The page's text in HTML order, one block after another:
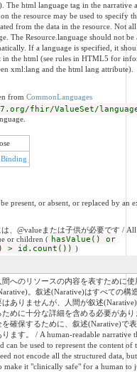
The html language tag in the narrative
the resource may be used to specify
from the data in the resource. Not
The Resource.language should not be
If a language is specified, it
in the html (see rules in HTML5 for
xml:lang and the html lang attribute).
from CommonLanguages
fhir/ValueSet/
present, or absent, or replaced by an
、@valueまたは子供が必要です /
or children ( hasValue() or
> id.count()) )
へのリソースの内容を表すために使
。叙述(Narative)はすべての構
ありませんが、人間が叙述
めに十分な詳細を含める必要があり
確保するために、叙述(Narative)で
ます。 / A human-readable narrative
can be used to represent the content of
not encode all the structured data,
make it "clinically safe" for a human to